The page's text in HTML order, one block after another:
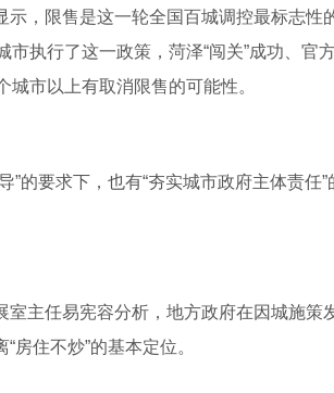
示，限售是这一轮全国百城调控最标志性
市执行了这一政策，菏泽“闯关”成功、官
市以上有取消限售的可能性。
”的要求下，也有“夯实城市政府主体责
室主任易宪容分析，地方政府在因城施
房住不炒”的基本定位。